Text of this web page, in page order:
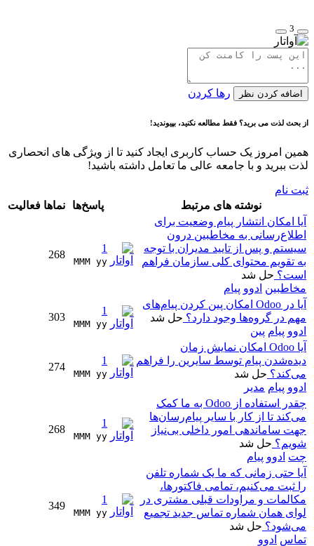
3
اضافه کردن نظر رها کردن
از بحث لذت می برید؟ فقط مطالعه نکنید، بپیوندید!
همین امروز یک حساب کاربری ایجاد کنید تا از ویژگی های انحصاری
لذت ببرید و با جامعه عالی ما تعامل داشته باشید!
ثبت نام
نوشته های مرتبط
پاسخ‌ها نماها فعالیت
آیا امکان انتشار پیام وضعیت برای
اطلاع‌رسانی به مخاطبین درون
سیستم و پس از تایید مدیران با توجه
به تقویم محتوای کلی سازمان فراهم
است؟ حل شد
مخاطبین ادوو پیام
1
MMM yy
268
آیا در Odoo امکان پین کردن پیام‌های
مهم در گروه‌ها وجود دارد؟ حل شد
ادوو پیام پین
1
MMM yy
303
آیا Odoo امکان نمایش زمان
دیده‌شدن پیام توسط سایرین را فراهم
می‌کند؟ حل شد
ادوو پیام مدیر
1
MMM yy
274
چقدر استفاده از Odoo به ما کمک
می‌کند تا از کار با سایر پیام‌رسان‌ها
جهت ساماندهی امور داخلی بی‌نیاز
شویم؟ حل شد
چت ادوو پیام
1
MMM yy
268
آیا حتی زمانی که ما یک شماره تلفن
را ثبت می‌کنیم، تمامی فاکتورها،
مکالمات و مراودات قبلی مشتری در
لوای همان شماره تماس جدید تجمیع
می‌شود؟ حل شد
تماس ادوو
1
MMM yy
349